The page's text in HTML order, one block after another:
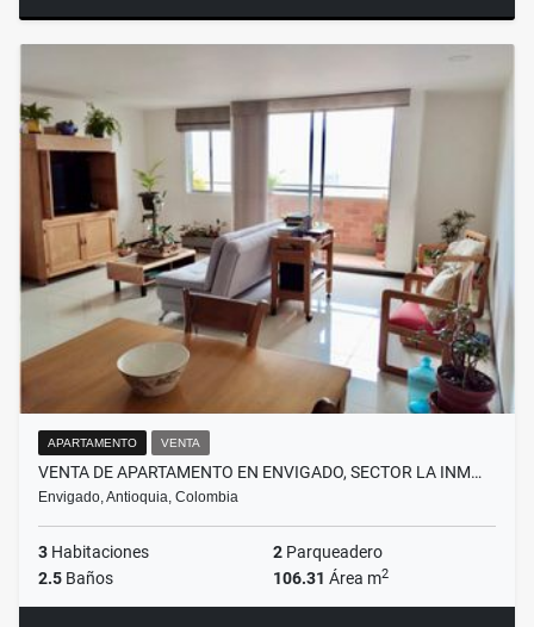
APARTAMENTO VENTA
VENTA DE APARTAMENTO EN ENVIGADO, SECTOR LA INM…
Envigado, Antioquia, Colombia
3 Habitaciones 2 Parqueadero
2.5 Baños 106.31 Área m2